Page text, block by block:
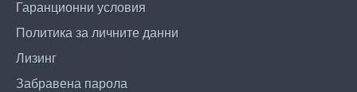
Гаранционни условия
Политика за личните данни
Лизинг
Забравена парола